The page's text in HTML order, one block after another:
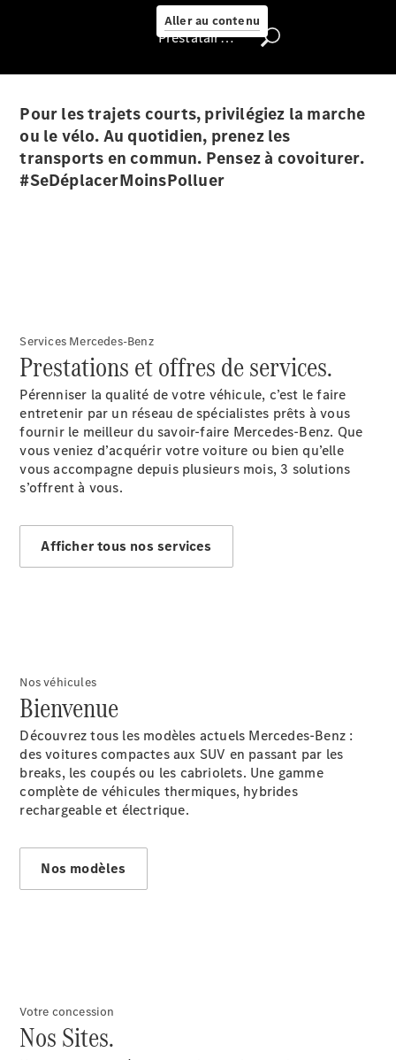
Aller au contenu
véhicule
Rechercher
un
Distributeur
Nous trouver
Rechercher
un
Après-Vente
d’origine
Prestataire / Protection des données
Pour les trajets courts, privilégiez la marche
ou le vélo. Au quotidien, prenez les
transports en commun. Pensez à covoiturer.
#SeDéplacerMoinsPolluer
Services Mercedes-Benz
Prestations et offres de services.
Pérenniser la qualité de votre véhicule, c’est le faire
entretenir par un réseau de spécialistes prêts à vous
fournir le meilleur du savoir-faire Mercedes-Benz. Que
vous veniez d’acquérir votre voiture ou bien qu’elle
vous accompagne depuis plusieurs mois, 3 solutions
s’offrent à vous.
Afficher tous nos services
Nos véhicules
Bienvenue
Découvrez tous les modèles actuels Mercedes-Benz :
des voitures compactes aux SUV en passant par les
breaks, les coupés ou les cabriolets. Une gamme
complète de véhicules thermiques, hybrides
rechargeable et électrique.
Nos modèles
Votre concession
Nos Sites.